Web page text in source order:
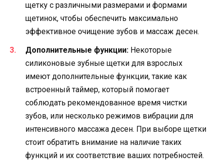
щетку с различными размерами и формами
щетинок, чтобы обеспечить максимально
эффективное очищение зубов и массаж десен.
Дополнительные функции: Некоторые
силиконовые зубные щетки для взрослых
имеют дополнительные функции, такие как
встроенный таймер, который помогает
соблюдать рекомендованное время чистки
зубов, или несколько режимов вибрации для
интенсивного массажа десен. При выборе щетки
стоит обратить внимание на наличие таких
функций и их соответствие ваших потребностей.